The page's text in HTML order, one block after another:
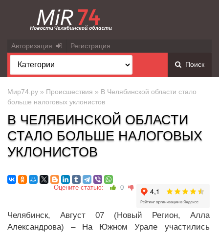
Авторизация Регистрация
Поиск
Мир74.ру » Происшествия » В Челябинской области стало
больше налоговых уклонистов
В ЧЕЛЯБИНСКОЙ ОБЛАСТИ
СТАЛО БОЛЬШЕ НАЛОГОВЫХ
УКЛОНИСТОВ
Оцените статью: 0
Челябинск, Август 07 (Новый Регион, Алла
Александрова) – На Южном Урале участились